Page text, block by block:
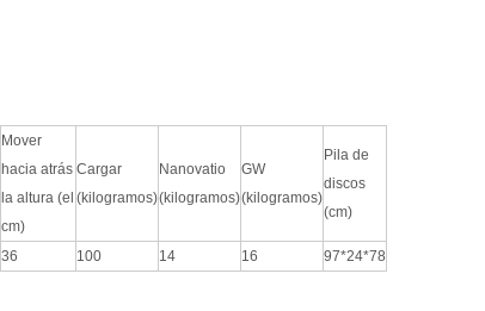
Mover
hacia atrás
la altura (el
cm)
Cargar
(kilogramos)
Nanovatio
(kilogramos)
GW
(kilogramos)
Pila de
discos
(cm)
36 100 14 16 97*24*78